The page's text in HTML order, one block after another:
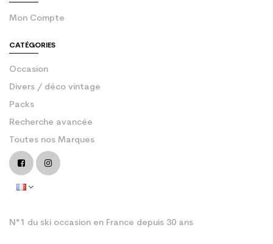
Mon Compte
CATÉGORIES
Occasion
Divers / déco vintage
Packs
Recherche avancée
Toutes nos Marques
N°1 du ski occasion en France depuis 30 ans